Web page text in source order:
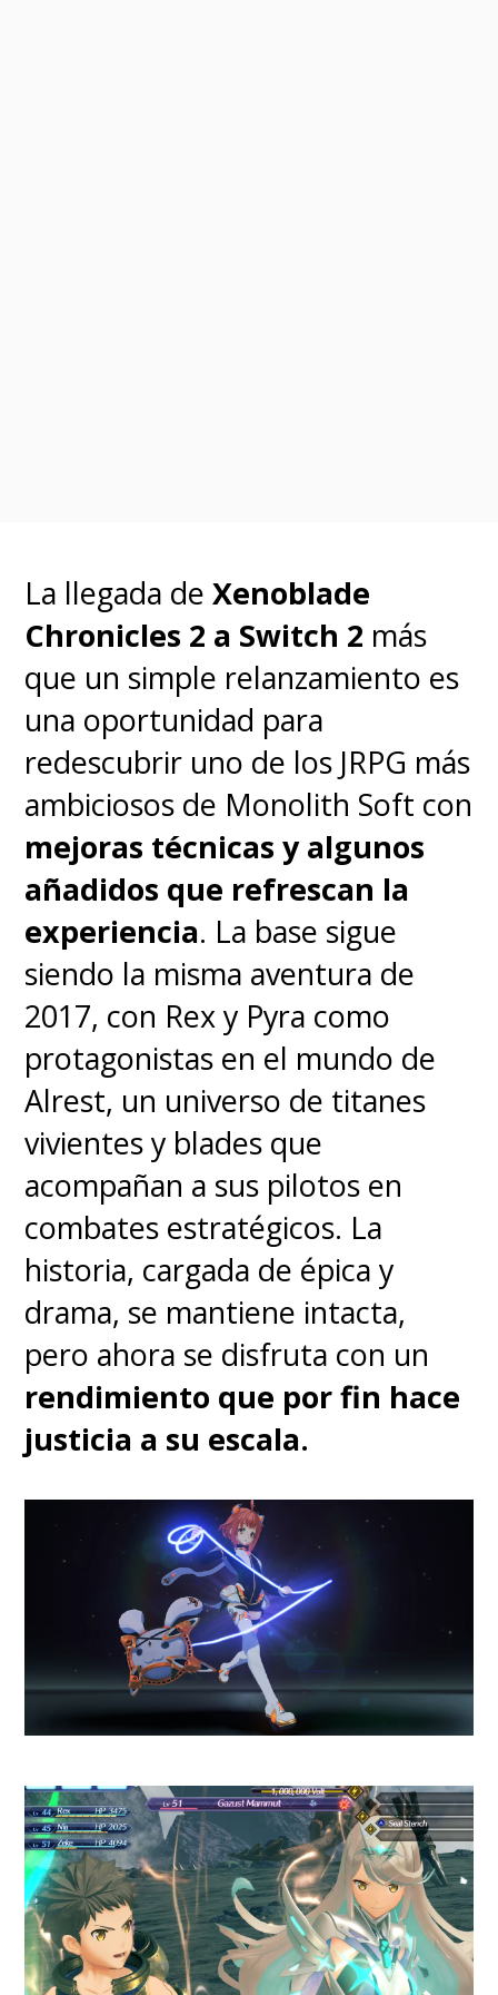
Otro aspecto destacable es la
autonomía, que se ve reforzada
por la ausencia de funciones
pesadas. Al no estar cargado de
aplicaciones externas, el Moto
Watch logra mantener un
consumo energético bajo, lo
que lo convierte en una opción
atractiva para quienesno
quieren preocuparse por
cargar el reloj cada
día,característica que lo
diferencia de otros modelos más
completos, pero también más
demandantes en batería.
En cuanto al diseño, su
ligereza
y perfil delgado lo hacen
adecuado para quienes
buscan un reloj que no
interfiera en la rutina
diariaya que es cómodo para
entrenar, trabajar y dormir, lo
que lo convierte en un
dispositivo pensado para
acompañar al usuario en todo
momento. La simplicidad de su
La llegada deXenoblade
Chronicles 2 a Switch 2 más
que un simple relanzamiento es
una oportunidad para
redescubrir uno de los JRPG más
ambiciosos de Monolith Soft con
mejoras técnicas y algunos
añadidos que refrescan la
experiencia. La base sigue
siendo la misma aventura de
2017, con Rex y Pyra como
protagonistas en el mundo de
Alrest, un universo de titanes
vivientes y blades que
acompañan a sus pilotos en
combates estratégicos. La
historia, cargada de épica y
drama, se mantiene intacta,
pero ahora se disfruta con un
rendimiento que por fin hace
justicia a su escala.